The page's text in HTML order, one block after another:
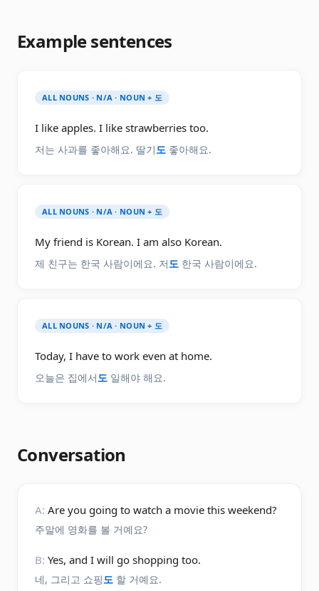
Example sentences
ALL NOUNS · N/A · NOUN + 도
I like apples. I like strawberries too.
저는 사과를 좋아해요. 딸기도 좋아해요.
ALL NOUNS · N/A · NOUN + 도
My friend is Korean. I am also Korean.
제 친구는 한국 사람이에요. 저도 한국 사람이에요.
ALL NOUNS · N/A · NOUN + 도
Today, I have to work even at home.
오늘은 집에서도 일해야 해요.
Conversation
A: Are you going to watch a movie this weekend?
주말에 영화를 볼 거예요?
B: Yes, and I will go shopping too.
네, 그리고 쇼핑도 할 거예요.